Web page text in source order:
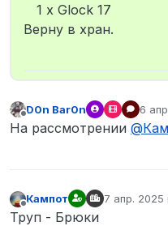
1 x Glock 17
Верну в хран.
D0n Bar0n 6
На рассмотрении @
Не в сети
Кампот 7 апр. 2025
Труп - Брюки